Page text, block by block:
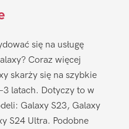
się na usługę
Coraz więcej
skarży się na szybkie
latach. Dotyczy to w
Galaxy S23, Galaxy
S24 Ultra. Podobne